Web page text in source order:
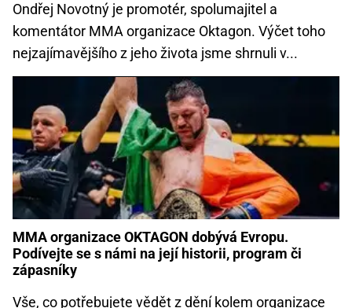
Ondřej Novotný je promotér, spolumajitel a
komentátor MMA organizace Oktagon. Výčet toho
nejzajímavějšího z jeho života jsme shrnuli v...
MMA organizace OKTAGON dobývá Evropu.
Podívejte se s námi na její historii, program či
zápasníky
Vše, co potřebujete vědět z dění kolem organizace